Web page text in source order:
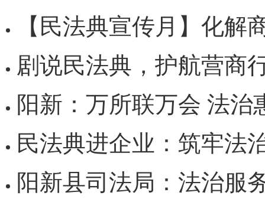
【民法典宣传月】化解商业纠纷有妙招！《民
剧说民法典，护航营商行——大冶市司法
阳新：万所联万会 法治
民法典进企业：筑牢法治基
阳新县司法局：法治服务进企